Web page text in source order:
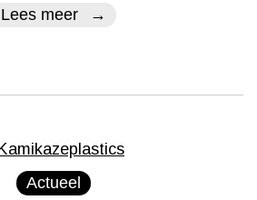
Lees meer
Actueel